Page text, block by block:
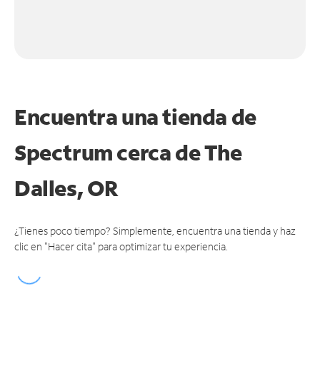
Encuentra una tienda de
Spectrumcerca de The
Dalles, OR
¿Tienes poco tiempo? Simplemente, encuentra una tienda y haz
clic en "Hacer cita" para optimizar tu experiencia.